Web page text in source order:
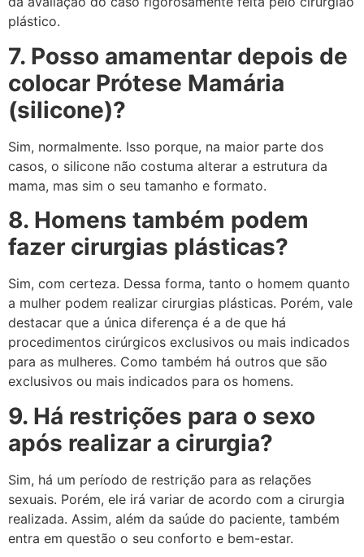
plástico.
7. Posso amamentar depois de
colocar Prótese Mamária
(silicone)?
Sim, normalmente. Isso porque, na maior parte dos
casos, o silicone não costuma alterar a estrutura da
mama, mas sim o seu tamanho e formato.
8. Homens também podem
fazer cirurgias plásticas?
Sim, com certeza. Dessa forma, tanto o homem quanto
a mulher podem realizar cirurgias plásticas. Porém, vale
destacar que a única diferença é a de que há
procedimentos cirúrgicos exclusivos ou mais indicados
para as mulheres. Como também há outros que são
exclusivos ou mais indicados para os homens.
9. Há restrições para o sexo
após realizar a cirurgia?
Sim, há um período de restrição para as relações
sexuais. Porém, ele irá variar de acordo com a cirurgia
realizada. Assim, além da saúde do paciente, também
entra em questão o seu conforto e bem-estar.